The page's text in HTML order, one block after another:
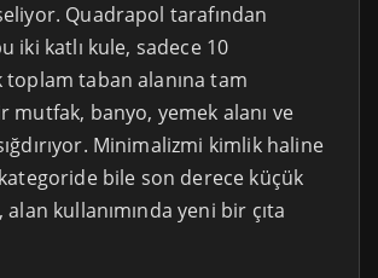
Quadrapol tarafından
iki katlı kule, sadece 10
taban alanına tam
mutfak, banyo, yemek alanı ve
Minimalizmi kimlik haline
bile son derece küçük
alan kullanımında yeni bir çıta